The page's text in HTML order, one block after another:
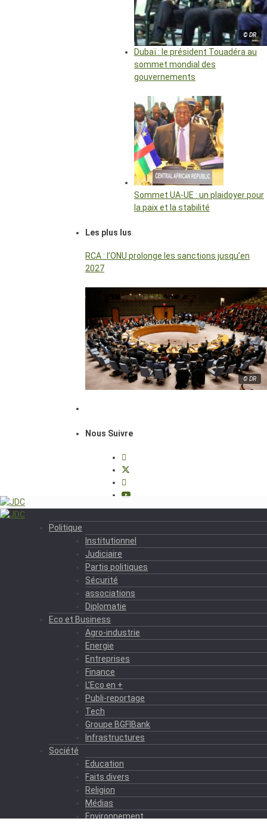
© DR
Dubaï : le président Touadéra au
sommet mondial des
gouvernements
Sommet UA-UE : un plaidoyer pour
la paix et la stabilité
Les plus lus
RCA : l’ONU prolonge les sanctions jusqu’en
2027
© DR
Nous Suivre
Politique
Institutionnel
Judiciaire
Partis politiques
Sécurité
associations
Diplomatie
Eco et Business
Agro-industrie
Energie
Entreprises
Finance
L’Eco en +
Publi-reportage
Tech
Groupe BGFIBank
Infrastructures
Société
Education
Faits divers
Religion
Médias
Environnement